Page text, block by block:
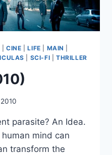
|CINE |LIFE MAIN
SCI-FI |THRILLER
parasite? An Idea.
mind can
transform the